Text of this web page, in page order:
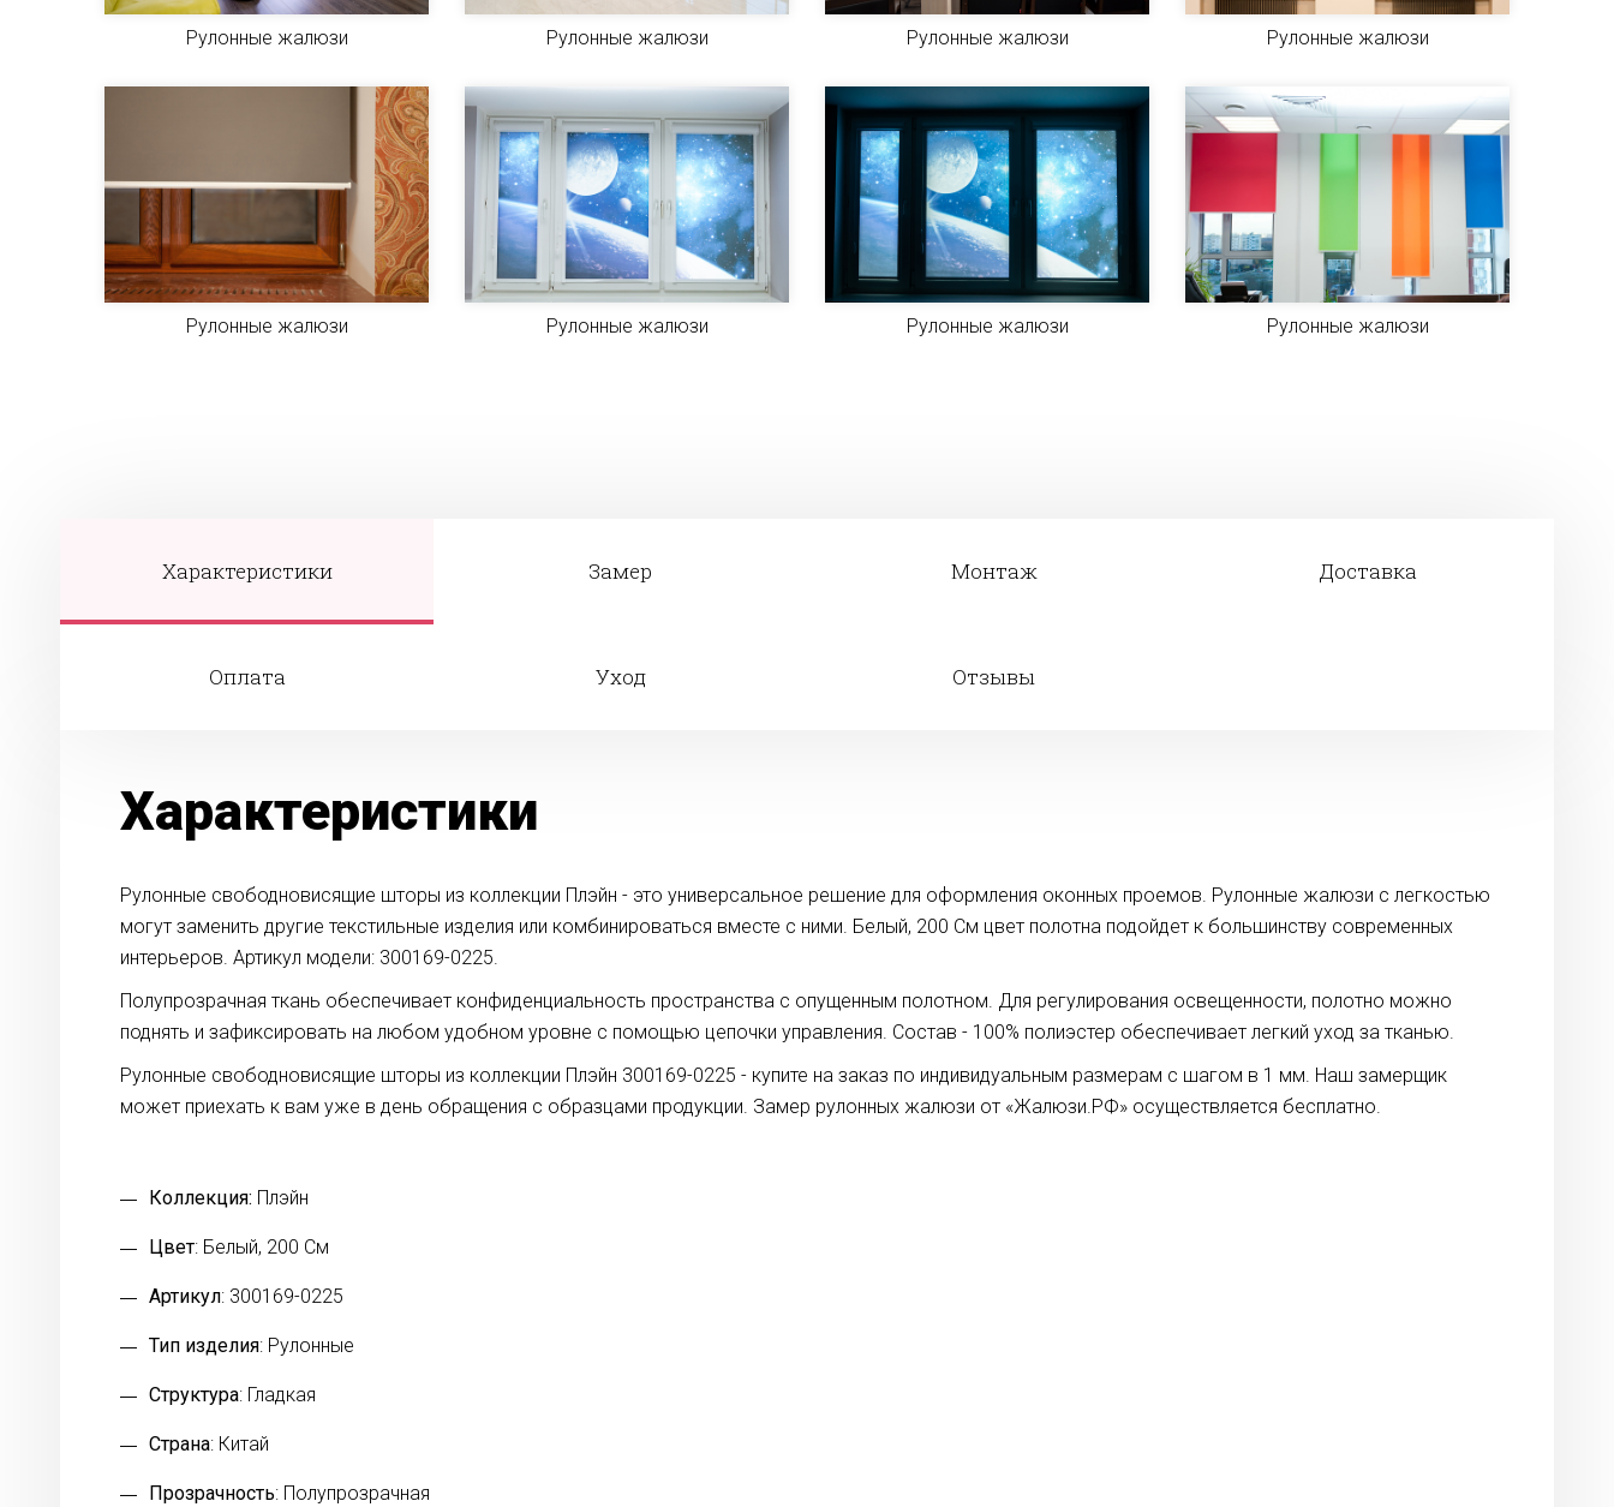
Рулонные жалюзи Рулонные жалюзи Рулонные жалюзи Рулонные жалюзи
Рулонные жалюзи Рулонные жалюзи Рулонные жалюзи Рулонные жалюзи
Характеристики Замер Монтаж Доставка
Оплата Уход Отзывы
Характеристики
Рулонные свободновисящие шторы из коллекции Плэйн - это универсальное решение для оформления оконных проемов. Рулонные жалюзи с легкостью
могут заменить другие текстильные изделия или комбинироваться вместе с ними. Белый, 200 См цвет полотна подойдет к большинству современных
интерьеров. Артикул модели: 300169-0225.
Полупрозрачная ткань обеспечивает конфиденциальность пространства с опущенным полотном. Для регулирования освещенности, полотно можно
поднять и зафиксировать на любом удобном уровне с помощью цепочки управления. Состав - 100% полиэстер обеспечивает легкий уход за тканью.
Рулонные свободновисящие шторы из коллекции Плэйн 300169-0225 - купите на заказ по индивидуальным размерам с шагом в 1 мм. Наш замерщик
может приехать к вам уже в день обращения с образцами продукции. Замер рулонных жалюзи от «Жалюзи.РФ» осуществляется бесплатно.
Коллекция: Плэйн
Цвет: Белый, 200 См
Артикул: 300169-0225
Тип изделия: Рулонные
Структура: Гладкая
Страна: Китай
Прозрачность: Полупрозрачная